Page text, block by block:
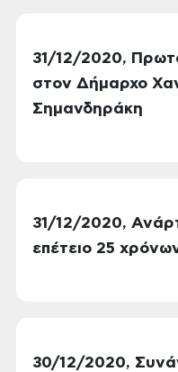
31/12/2020,
στον Δήμαρχο
Σημανδηράκη
31/12/2020,
επέτειο 25
30/12/2020,